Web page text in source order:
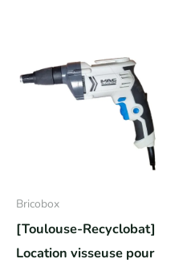
Bricobox
[Toulouse-Recyclobat]
Location visseuse pour